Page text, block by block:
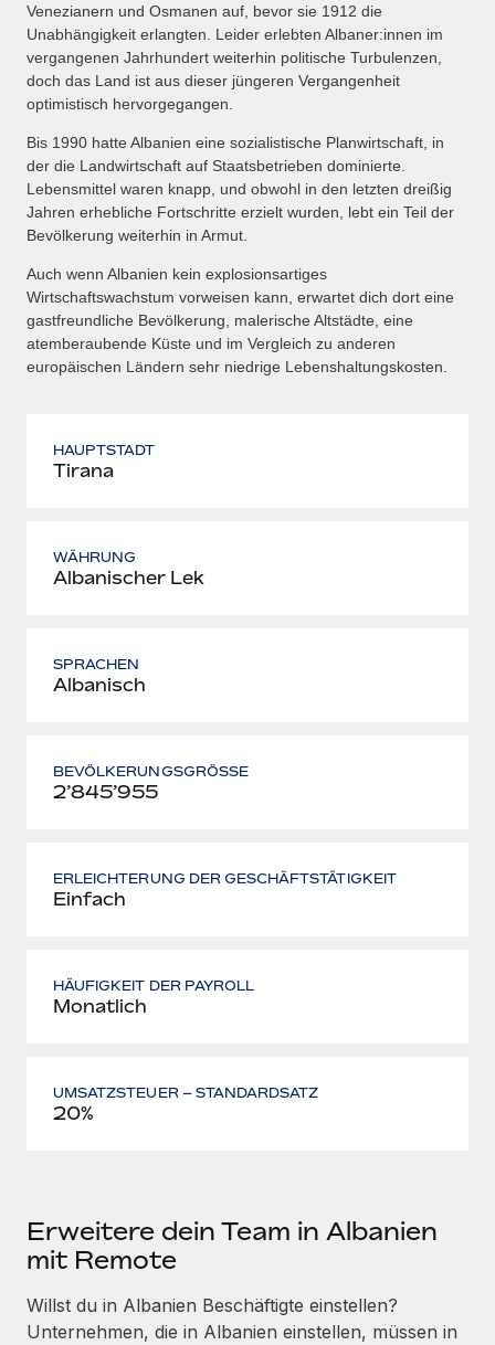
Venezianern und Osmanen auf, bevor sie 1912 die
Unabhängigkeit erlangten. Leider erlebten Albaner:innen im
vergangenen Jahrhundert weiterhin politische Turbulenzen,
doch das Land ist aus dieser jüngeren Vergangenheit
optimistisch hervorgegangen.
Bis 1990 hatte Albanien eine sozialistische Planwirtschaft, in
der die Landwirtschaft auf Staatsbetrieben dominierte.
Lebensmittel waren knapp, und obwohl in den letzten dreißig
Jahren erhebliche Fortschritte erzielt wurden, lebt ein Teil der
Bevölkerung weiterhin in Armut.
Auch wenn Albanien kein explosionsartiges
Wirtschaftswachstum vorweisen kann, erwartet dich dort eine
gastfreundliche Bevölkerung, malerische Altstädte, eine
atemberaubende Küste und im Vergleich zu anderen
europäischen Ländern sehr niedrige Lebenshaltungskosten.
HAUPTSTADT
Tirana
WÄHRUNG
Albanischer Lek
SPRACHEN
Albanisch
BEVÖLKERUNGSGRÖSSE
2’845’955
ERLEICHTERUNG DER GESCHÄFTSTÄTIGKEIT
Einfach
HÄUFIGKEIT DER PAYROLL
Monatlich
UMSATZSTEUER – STANDARDSATZ
20%
Erweitere dein Team in Albanien
mit Remote
Willst du in Albanien Beschäftigte einstellen?
Unternehmen, die in Albanien einstellen, müssen in